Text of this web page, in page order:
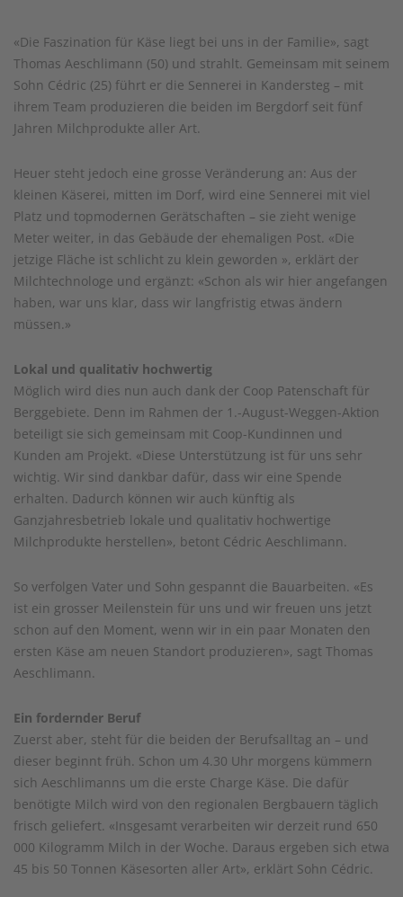
«Die Faszination für Käse liegt bei uns in der Familie», sagt
Thomas Aeschlimann (50) und strahlt. Gemeinsam mit seinem
Sohn Cédric (25) führt er die Sennerei in Kandersteg – mit
ihrem Team produzieren die beiden im Bergdorf seit fünf
Jahren Milchprodukte aller Art.
Heuer steht jedoch eine grosse Veränderung an: Aus der
kleinen Käserei, mitten im Dorf, wird eine Sennerei mit viel
Platz und topmodernen Gerätschaften – sie zieht wenige
Meter weiter, in das Gebäude der ehemaligen Post. «Die
jetzige Fläche ist schlicht zu klein geworden », erklärt der
Milchtechnologe und ergänzt: «Schon als wir hier angefangen
haben, war uns klar, dass wir langfristig etwas ändern
müssen.»
Lokal und qualitativ hochwertig
Möglich wird dies nun auch dank der Coop Patenschaft für
Berggebiete. Denn im Rahmen der 1.-August-Weggen-Aktion
beteiligt sie sich gemeinsam mit Coop-Kundinnen und
Kunden am Projekt. «Diese Unterstützung ist für uns sehr
wichtig. Wir sind dankbar dafür, dass wir eine Spende
erhalten. Dadurch können wir auch künftig als
Ganzjahresbetrieb lokale und qualitativ hochwertige
Milchprodukte herstellen», betont Cédric Aeschlimann.
So verfolgen Vater und Sohn gespannt die Bauarbeiten. «Es
ist ein grosser Meilenstein für uns und wir freuen uns jetzt
schon auf den Moment, wenn wir in ein paar Monaten den
ersten Käse am neuen Standort produzieren», sagt Thomas
Aeschlimann.
Ein fordernder Beruf
Zuerst aber, steht für die beiden der Berufsalltag an – und
dieser beginnt früh. Schon um 4.30 Uhr morgens kümmern
sich Aeschlimanns um die erste Charge Käse. Die dafür
benötigte Milch wird von den regionalen Bergbauern täglich
frisch geliefert. «Insgesamt verarbeiten wir derzeit rund 650
000 Kilogramm Milch in der Woche. Daraus ergeben sich etwa
45 bis 50 Tonnen Käsesorten aller Art», erklärt Sohn Cédric.